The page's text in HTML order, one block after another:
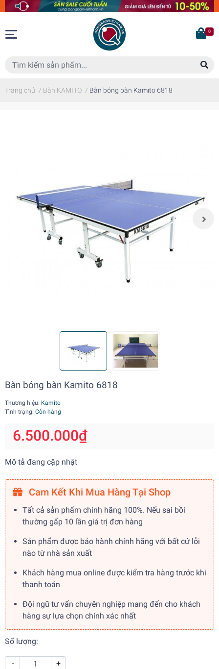
0
Trang chủ / Bàn KAMITO / Bàn bóng bàn Kamito 6818
Bàn bóng bàn Kamito 6818
Thương hiệu: Kamito
Tình trạng: Còn hàng
6.500.000₫
Mô tả đang cập nhật
Cam Kết Khi Mua Hàng Tại Shop
Tất cả sản phẩm chính hãng 100%. Nếu sai bồi
thường gấp 10 lần giá trị đơn hàng
Sản phẩm được bảo hành chính hãng với bất cứ lỗi
nào từ nhà sản xuất
Khách hàng mua online được kiểm tra hàng trước khi
thanh toán
Đội ngũ tư vấn chuyên nghiệp mang đến cho khách
hàng sự lựa chọn chính xác nhất
Số lượng:
- +